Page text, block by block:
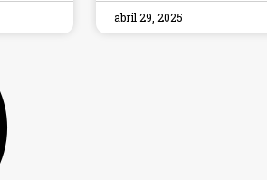
abril 29, 2025